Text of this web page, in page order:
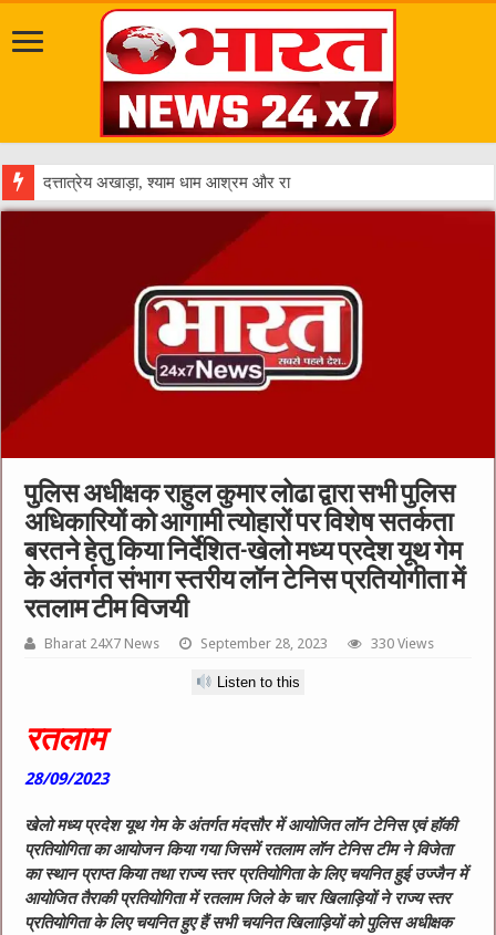
दत्तात्रेय अखाड़ा, श्याम धाम आश्रम और राजराजेश्वरी आश्रम पहुंचकर संतों का
पुलिस अधीक्षक राहुल कुमार लोढा द्वारा सभी पुलिस
अधिकारियों को आगामी त्योहारों पर विशेष सतर्कता
बरतने हेतु किया निर्देशित-खेलो मध्य प्रदेश यूथ गेम
के अंतर्गत संभाग स्तरीय लॉन टेनिस प्रतियोगीता में
रतलाम टीम विजयी
Bharat 24X7 News September 28, 2023 330 Views
Listen to this
रतलाम
28/09/2023
खेलो मध्य प्रदेश यूथ गेम के अंतर्गत मंदसौर में आयोजित लॉन टेनिस एवं हॉकी
प्रतियोगिता का आयोजन किया गया जिसमें रतलाम लॉन टेनिस टीम ने विजेता
का स्थान प्राप्त किया तथा राज्य स्तर प्रतियोगिता के लिए चयनित हुई उज्जैन में
आयोजित तैराकी प्रतियोगिता में रतलाम जिले के चार खिलाड़ियों ने राज्य स्तर
प्रतियोगिता के लिए चयनित हुए हैं सभी चयनित खिलाड़ियों को पुलिस अधीक्षक